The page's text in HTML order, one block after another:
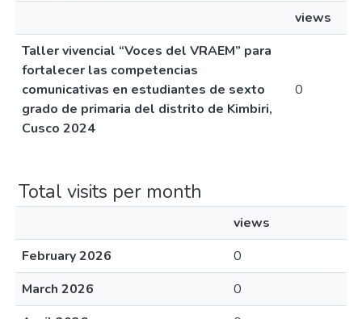
views
Taller vivencial “Voces del VRAEM” para
fortalecer las competencias
comunicativas en estudiantes de sexto
grado de primaria del distrito de Kimbiri,
Cusco 2024
0
Total visits per month
views
February 2026
0
March 2026
0